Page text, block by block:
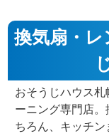
換気扇・レ
おそうじハウス札
ーニング専門店
ちろん、キッチ